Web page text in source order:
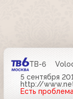
ТВ-6
5 сентября
http://
Есть